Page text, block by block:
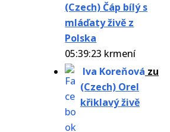
(Czech) Čáp bílý s
mláďaty živě z
Polska
05:39:23 krmení
Iva Koreňová zu
(Czech) Orel
křiklavý živě